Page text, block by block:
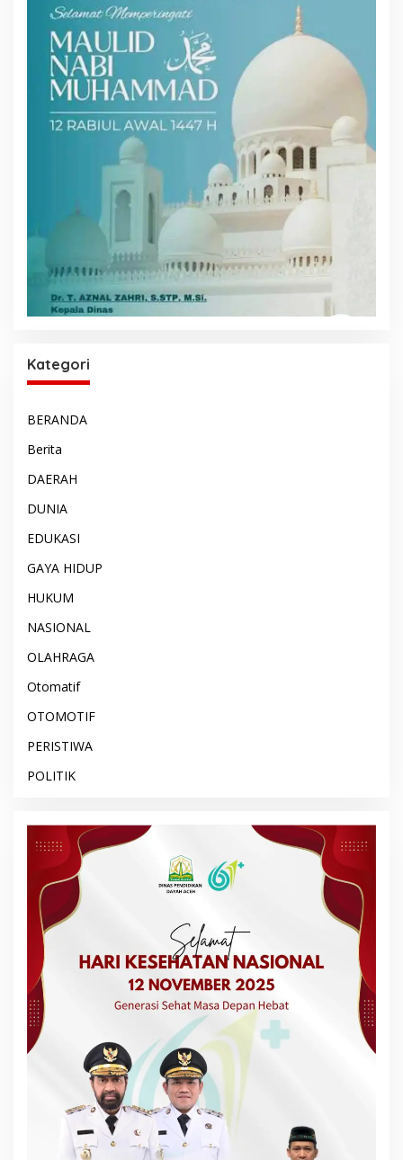
Kategori
BERANDA
Berita
DAERAH
DUNIA
EDUKASI
GAYA HIDUP
HUKUM
NASIONAL
OLAHRAGA
Otomatif
OTOMOTIF
PERISTIWA
POLITIK